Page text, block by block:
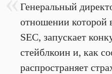
Генеральный
отношении которой
SEC, запускает
стейблкоин и, как
распространяет